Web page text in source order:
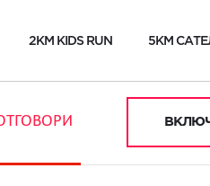
2KM KIDS RUN 5KM